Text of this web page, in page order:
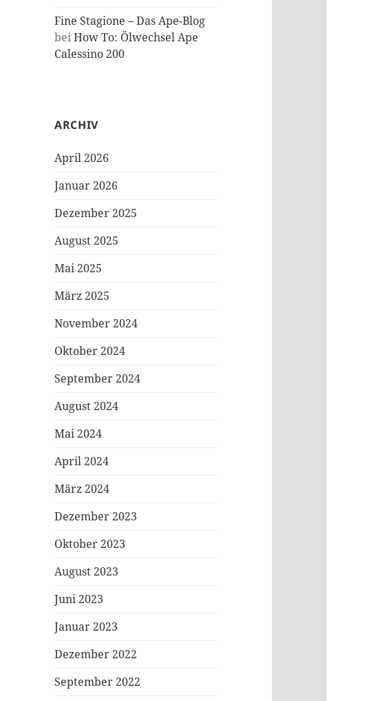
Fine Stagione – Das Ape-Blog
beiHow To: Ölwechsel Ape
Calessino 200
ARCHIV
April 2026
Januar 2026
Dezember 2025
August 2025
Mai 2025
März 2025
November 2024
Oktober 2024
September 2024
August 2024
Mai 2024
April 2024
März 2024
Dezember 2023
Oktober 2023
August 2023
Juni 2023
Januar 2023
Dezember 2022
September 2022